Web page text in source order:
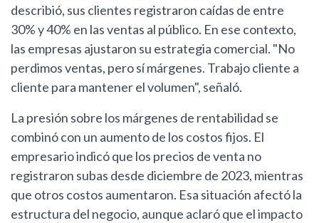
describió, sus clientes registraron caídas de entre
30% y 40% en las ventas al público. En ese contexto,
las empresas ajustaron su estrategia comercial. "No
perdimos ventas, pero sí márgenes. Trabajo cliente a
cliente para mantener el volumen", señaló.
La presión sobre los márgenes de rentabilidad se
combinó con un aumento de los costos fijos. El
empresario indicó que los precios de venta no
registraron subas desde diciembre de 2023, mientras
que otros costos aumentaron. Esa situación afectó la
estructura del negocio, aunque aclaró que el impacto